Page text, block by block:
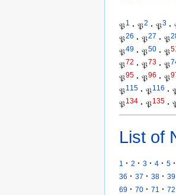
𝔓1 · 𝔓2 · 𝔓3 ·
𝔓26 · 𝔓27 · 𝔓
𝔓49 · 𝔓50 · 𝔓51
𝔓72 · 𝔓73 · 𝔓
𝔓95 · 𝔓96 · 𝔓
𝔓115 · 𝔓116 ·
𝔓134 · 𝔓135 ·
List of
1 · 2 · 3 · 4 · 5 ·
36 · 37 · 38 · 39
69 · 70 · 71 · 72